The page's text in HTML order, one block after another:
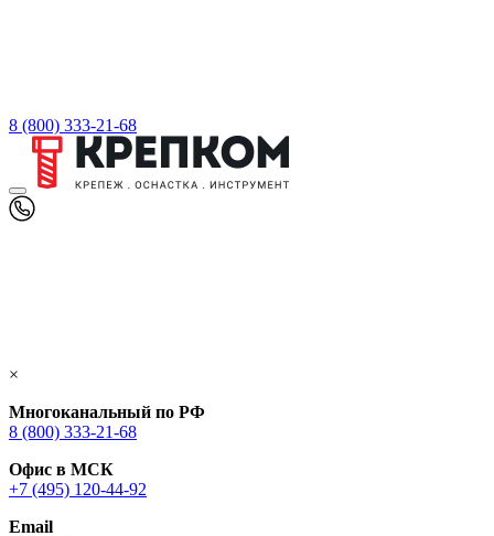
8 (800) 333-21-68
×
Многоканальный по РФ
8 (800) 333‑21-68
Офис в МСК
+7 (495) 120-44-92
Email